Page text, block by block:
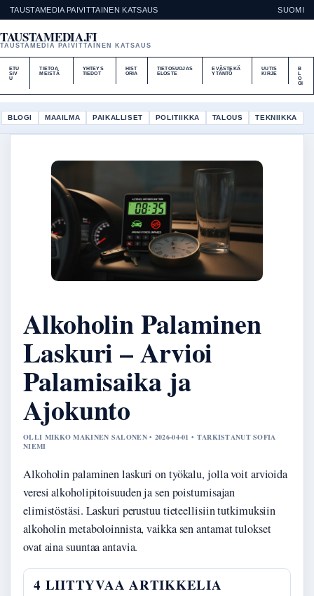
TAUSTAMEDIA PAIVITTAINEN KATSAUS SUOMI
TAUSTAMEDIA.FI
TAUSTAMEDIA PAIVITTAINEN KATSAUS
ETU
SIV
U
TIETOA
MEISTÄ
YHTEYS
TIEDOT
HIST
ORIA
TIETOSUOJAS
ELOSTE
EVÄSTEKÄ
YTÄNTÖ
UUTIS
KIRJE
B
O
GI
BLOGI MAAILMA PAIKALLISET POLITIIKKA TALOUS TEKNIIKKA
Alkoholin Palaminen
Laskuri – Arvioi
Palamisaika ja
Ajokunto
OLLI MIKKO MAKINEN SALONEN • 2026-04-01 • TARKISTANUT SOFIA
NIEMI
Alkoholin palaminen laskuri on työkalu, jolla voit arvioida
veresi alkoholipitoisuuden ja sen poistumisajan
elimistöstäsi. Laskuri perustuu tieteellisiin tutkimuksiin
alkoholin metaboloinnista, vaikka sen antamat tulokset
ovat aina suuntaa antavia.
4 LIITTYVAA ARTIKKELIA